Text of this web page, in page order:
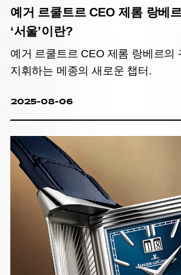
예거 르쿨트르 CEO 제롬 랑베
‘서울’이란?
예거 르쿨트르 CEO 제롬 랑베르의
지휘하는 메종의 새로운 챕터.
2025-08-06